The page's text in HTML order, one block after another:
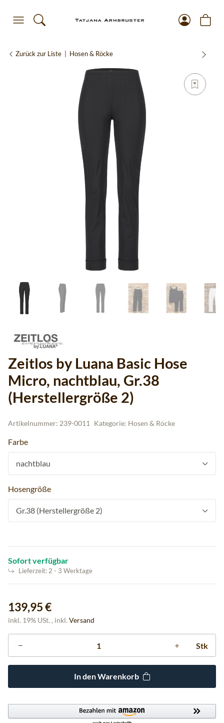
Zurück zur Liste Hosen & Röcke
Zeitlos by Luana Basic Hose
Micro, nachtblau, Gr.38
(Herstellergröße 2)
Artikelnummer: 239-0011 Kategorie: Hosen & Röcke
Farbe
nachtblau
Hosengröße
Gr.38 (Herstellergröße 2)
Sofort verfügbar
Lieferzeit: 2 - 3 Werktage
139,95 €
inkl. 19% USt. , inkl. Versand
Stk
In den Warenkorb